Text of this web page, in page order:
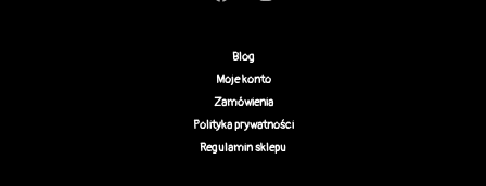
Blog
Moje konto
Zamówienia
Polityka prywatności
Regulamin sklepu